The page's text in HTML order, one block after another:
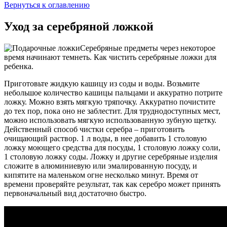
Вернуться к оглавлению
Уход за серебряной ложкой
Серебряные предметы через некоторое
время начинают темнеть. Как чистить серебряные ложки для
ребенка.
Приготовьте жидкую кашицу из соды и воды. Возьмите
небольшое количество кашицы пальцами и аккуратно потрите
ложку. Можно взять мягкую тряпочку. Аккуратно почистите
до тех пор, пока оно не заблестит. Для труднодоступных мест,
можно использовать мягкую использованную зубную щетку.
Действенный способ чистки серебра – приготовить
очищающий раствор. 1 л воды, в нее добавить 1 столовую
ложку моющего средства для посуды, 1 столовую ложку соли,
1 столовую ложку соды. Ложку и другие серебряные изделия
сложите в алюминиевую или эмалированную посуду, и
кипятите на маленьком огне несколько минут. Время от
времени проверяйте результат, так как серебро может принять
первоначальный вид достаточно быстро.